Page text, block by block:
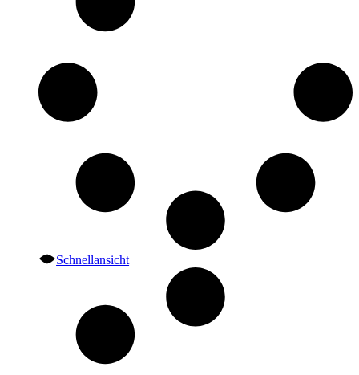
Schnellansicht